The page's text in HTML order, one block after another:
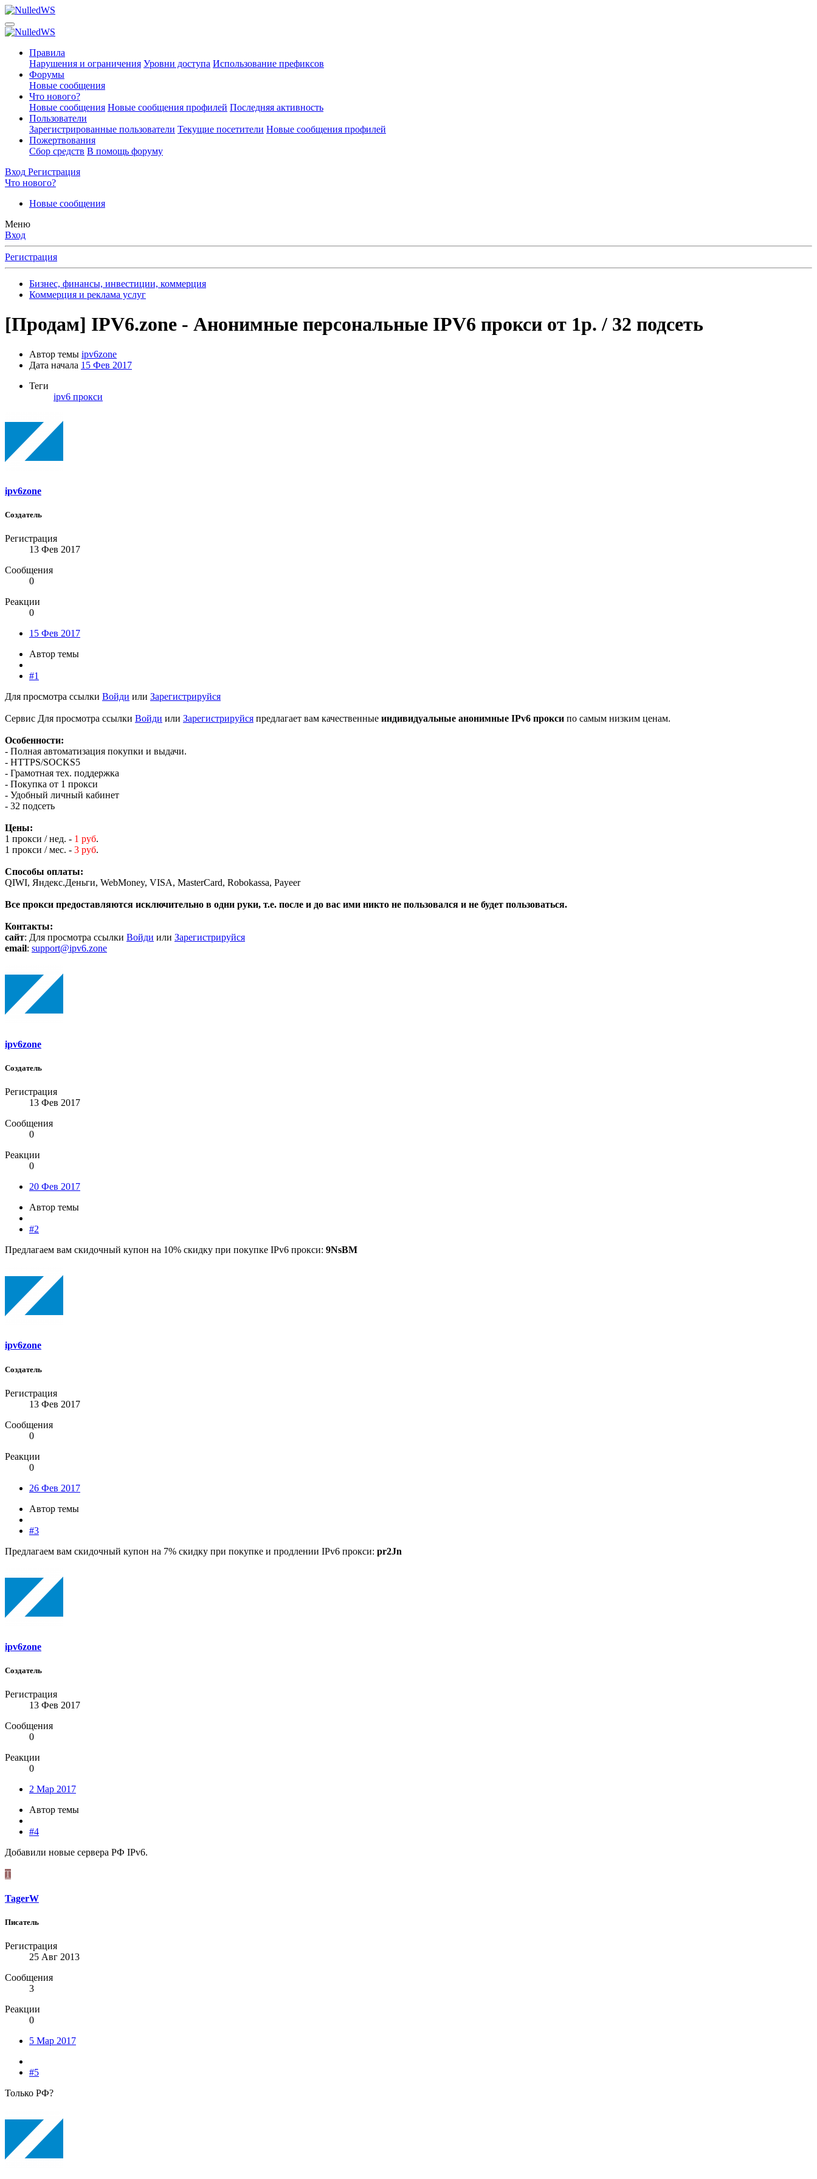
Правила
Нарушения и ограничения Уровни доступа Использование префиксов
Форумы
Новые сообщения
Что нового?
Новые сообщения Новые сообщения профилей Последняя активность
Пользователи
Зарегистрированные пользователи Текущие посетители Новые сообщения профилей
Пожертвования
Сбор средств В помощь форуму
Вход Регистрация
Что нового?
Новые сообщения
Меню
Вход
Регистрация
Бизнес, финансы, инвестиции, коммерция
Коммерция и реклама услуг
[Продам] IPV6.zone - Анонимные персональные IPV6 прокси от 1р. / 32 подсеть
Автор темы ipv6zone
Дата начала 15 Фев 2017
Теги
ipv6 прокси
ipv6zone
Создатель
Регистрация
13 Фев 2017
Сообщения
0
Реакции
0
15 Фев 2017
Автор темы
#1
Для просмотра ссылки Войди или Зарегистрируйся
Сервис Для просмотра ссылки Войди или Зарегистрируйся предлагает вам качественные индивидуальные анонимные IPv6 прокси по самым низким ценам.
Особенности:
- Полная автоматизация покупки и выдачи.
- HTTPS/SOCKS5
- Грамотная тех. поддержка
- Покупка от 1 прокси
- Удобный личный кабинет
- 32 подсеть
Цены:
1 прокси / нед. - 1 руб.
1 прокси / мес. - 3 руб.
Способы оплаты:
QIWI, Яндекс.Деньги, WebMoney, VISA, MasterCard, Robokassa, Payeer
Все прокси предоставляются исключительно в одни руки, т.е. после и до вас ими никто не пользовался и не будет пользоваться.
Контакты:
сайт: Для просмотра ссылки Войди или Зарегистрируйся
email: support@ipv6.zone
ipv6zone
Создатель
Регистрация
13 Фев 2017
Сообщения
0
Реакции
0
20 Фев 2017
Автор темы
#2
Предлагаем вам скидочный купон на 10% скидку при покупке IPv6 прокси: 9NsBM
ipv6zone
Создатель
Регистрация
13 Фев 2017
Сообщения
0
Реакции
0
26 Фев 2017
Автор темы
#3
Предлагаем вам скидочный купон на 7% скидку при покупке и продлении IPv6 прокси: pr2Jn
ipv6zone
Создатель
Регистрация
13 Фев 2017
Сообщения
0
Реакции
0
2 Мар 2017
Автор темы
#4
Добавили новые сервера РФ IPv6.
T
TagerW
Писатель
Регистрация
25 Авг 2013
Сообщения
3
Реакции
0
5 Мар 2017
#5
Только РФ?